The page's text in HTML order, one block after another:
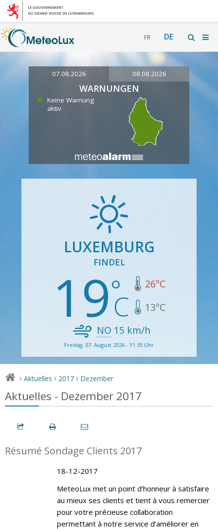
FR DE
07.08.2026 08.08.2026
WARNUNGEN
Keine Warnung
aktiv
LUXEMBURG
FINDEL
19 26°C
13°C
NO 15 km/h
Freitag, 07. August 2026 - 11:35 Uhr
> Aktuelles > 2017 > Dezember
Aktuelles - Dezember 2017
Résumé Sondage Clients 2017
18-12-2017
MeteoLux met un point d’honneur à satisfaire
au mieux ses clients et tient à vous remercier
pour votre précieuse collaboration
permettant à notre service d’améliorer en